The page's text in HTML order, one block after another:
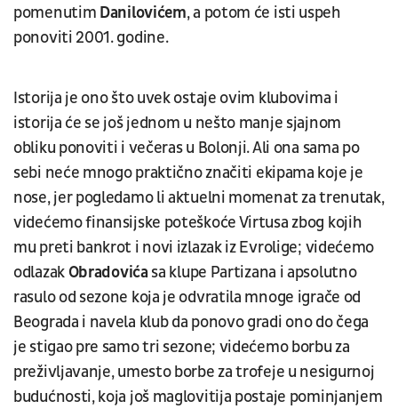
pomenutim Danilovićem, a potom će isti uspeh
ponoviti 2001. godine.
Istorija je ono što uvek ostaje ovim klubovima i
istorija će se još jednom u nešto manje sjajnom
obliku ponoviti i večeras u Bolonji. Ali ona sama po
sebi neće mnogo praktično značiti ekipama koje je
nose, jer pogledamo li aktuelni momenat za trenutak,
videćemo finansijske poteškoće Virtusa zbog kojih
mu preti bankrot i novi izlazak iz Evrolige; videćemo
odlazakObradovićasa klupe Partizana i apsolutno
rasulo od sezone koja je odvratila mnoge igrače od
Beograda i navela klub da ponovo gradi ono do čega
je stigao pre samo tri sezone; videćemo borbu za
preživljavanje, umesto borbe za trofeje u nesigurnoj
budućnosti, koja još maglovitija postaje pominjanjem